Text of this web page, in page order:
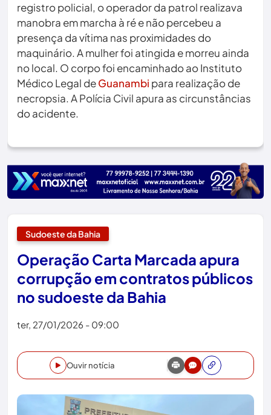
registro policial, o operador da patrol realizava
manobra em marcha à ré e não percebeu a
presença da vítima nas proximidades do
maquinário. A mulher foi atingida e morreu ainda
no local. O corpo foi encaminhado ao Instituto
Médico Legal deGuanambi para realização de
necropsia. A Polícia Civil apura as circunstâncias
do acidente.
Sudoeste da Bahia
Operação Carta Marcada apura
corrupção em contratos públicos
no sudoeste da Bahia
ter, 27/01/2026 - 09:00
Ouvir notícia